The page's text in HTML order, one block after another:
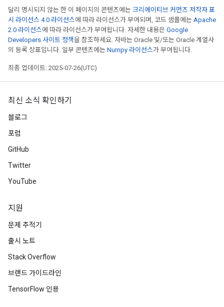
달리 명시되지 않는 한 이 페이지의 콘텐츠에는 크리에이티브 커먼즈 저작자 표
시 라이선스 4.0 라이선스에 따라 라이선스가 부여되며, 코드 샘플에는 Apache
2.0 라이선스에 따라 라이선스가 부여됩니다. 자세한 내용은 Google
Developers 사이트 정책을 참조하세요. 자바는 Oracle 및/또는 Oracle 계열사
의 등록 상표입니다. 일부 콘텐츠에는 Numpy 라이선스가 부여됩니다.
최종 업데이트: 2025-07-26(UTC)
최신 소식 확인하기
블로그
포럼
GitHub
Twitter
YouTube
지원
문제 추적기
출시 노트
Stack Overflow
브랜드 가이드라인
TensorFlow 인용